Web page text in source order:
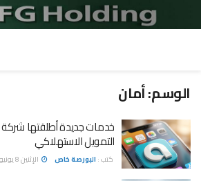
الوسم:أمان
خدمات جديدة أطلقتها
التمويل الاستهلاكي
كتب : البورصة خاص الإثنين 8 يونيو 2026